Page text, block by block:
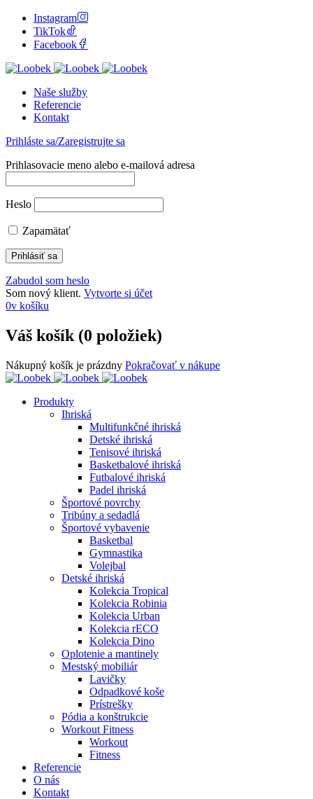
Instagram
TikTok
Facebook
Naše služby
Referencie
Kontakt
Prihláste sa/Zaregistrujte sa
Prihlasovacie meno alebo e-mailová adresa
Heslo
Zapamätať
Zabudol som heslo
Som nový klient. Vytvorte si účet
0v košíku
Váš košík (0 položiek)
Nákupný košík je prázdny Pokračovať v nákupe
Produkty
Ihriská
Multifunkčné ihriská
Detské ihriská
Tenisové ihriská
Basketbalové ihriská
Futbalové ihriská
Padel ihriská
Športové povrchy
Tribúny a sedadlá
Športové vybavenie
Basketbal
Gymnastika
Volejbal
Detské ihriská
Kolekcia Tropical
Kolekcia Robinia
Kolekcia Urban
Kolekcia rECO
Kolekcia Dino
Oplotenie a mantinely
Mestský mobiliár
Lavičky
Odpadkové koše
Prístrešky
Pódia a konštrukcie
Workout Fitness
Workout
Fitness
Referencie
O nás
Kontakt